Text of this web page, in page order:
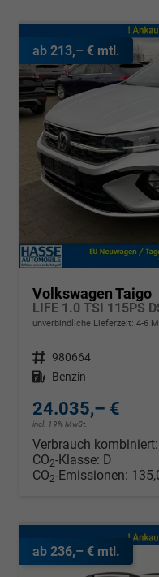
ab 213,– € mtl.
Volkswagen Taigo
unverbindliche Lieferzeit: 4-6
Fahrzeugnr. 980664
Kraftstoff Benzin
24.035,– €
incl. 19% MwSt.
Verbrauch kombiniert:
CO2-Klasse: D
CO2-Emissionen:
ab 236,– € mtl.